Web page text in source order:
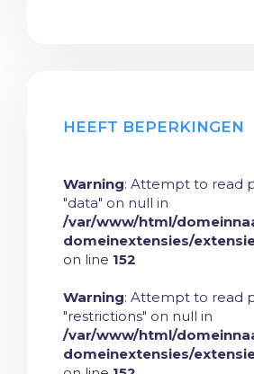
HEEFT BEPERKINGEN
Warning: Attempt to read
"data" on null in
/var/www/html/
domeinextensies/
on line 152
Warning: Attempt to read
"restrictions" on null in
/var/www/html/
domeinextensies/